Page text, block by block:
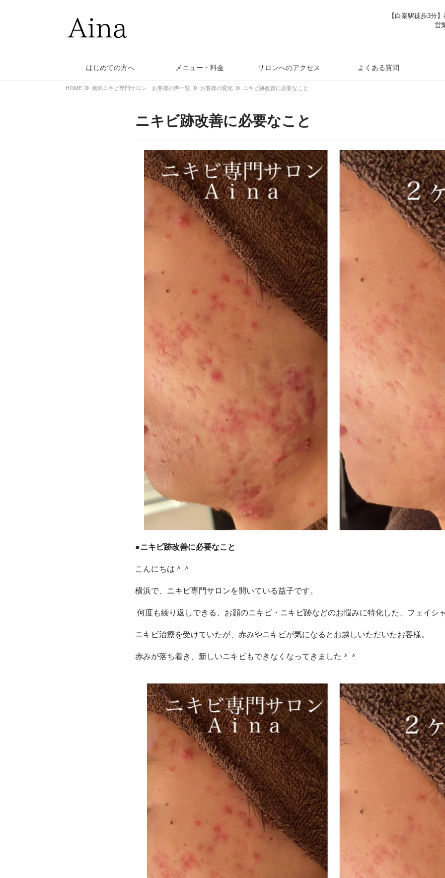
【白楽駅徒歩3分
営
はじめての方へ メニュー・料金 サロンへのアクセス よくある質問
HOME 横浜ニキビ専門サロン お客様の声一覧 お客様の変化 ニキビ跡改善に必要なこと
ニキビ跡改善に必要なこと
●ニキビ跡改善に必要なこと
こんにちは＾＾
横浜で、ニキビ専門サロンを開いている益子です。
何度も繰り返しできる、お顔のニキビ・ニキビ跡などのお悩みに特化した、フェイ
ニキビ治療を受けていたが、赤みやニキビが気になるとお越しいただいたお客様。 ⁡
赤みが落ち着き、新しいニキビもできなくなってきました＾＾